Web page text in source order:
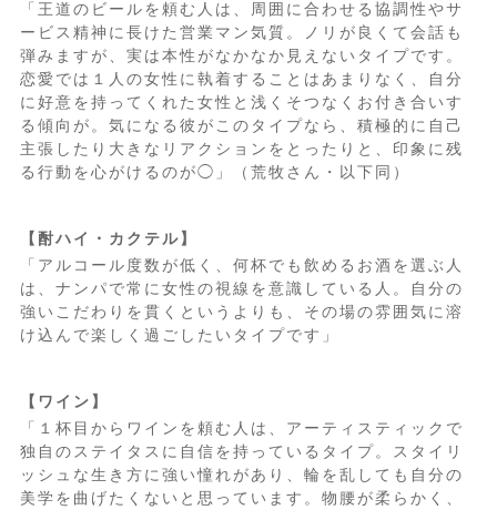
「王道のビールを頼む人は、周囲に合わせる協調性やサ
ービス精神に長けた営業マン気質。ノリが良くて会話も
弾みますが、実は本性がなかなか見えないタイプです。
恋愛では１人の女性に執着することはあまりなく、自分
に好意を持ってくれた女性と浅くそつなくお付き合いす
る傾向が。気になる彼がこのタイプなら、積極的に自己
主張したり大きなリアクションをとったりと、印象に残
る行動を心がけるのが◯」（荒牧さん・以下同）
【酎ハイ・カクテル】
「アルコール度数が低く、何杯でも飲めるお酒を選ぶ人
は、ナンパで常に女性の視線を意識している人。自分の
強いこだわりを貫くというよりも、その場の雰囲気に溶
け込んで楽しく過ごしたいタイプです」
【ワイン】
「１杯目からワインを頼む人は、アーティスティックで
独自のステイタスに自信を持っているタイプ。スタイリ
ッシュな生き方に強い憧れがあり、輪を乱しても自分の
美学を曲げたくないと思っています。物腰が柔らかく、